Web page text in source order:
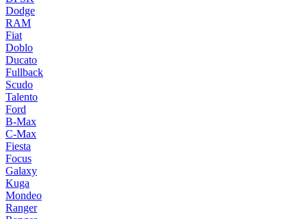
Dodge
RAM
Fiat
Doblo
Ducato
Fullback
Scudo
Talento
Ford
B-Max
C-Max
Fiesta
Focus
Galaxy
Kuga
Mondeo
Ranger